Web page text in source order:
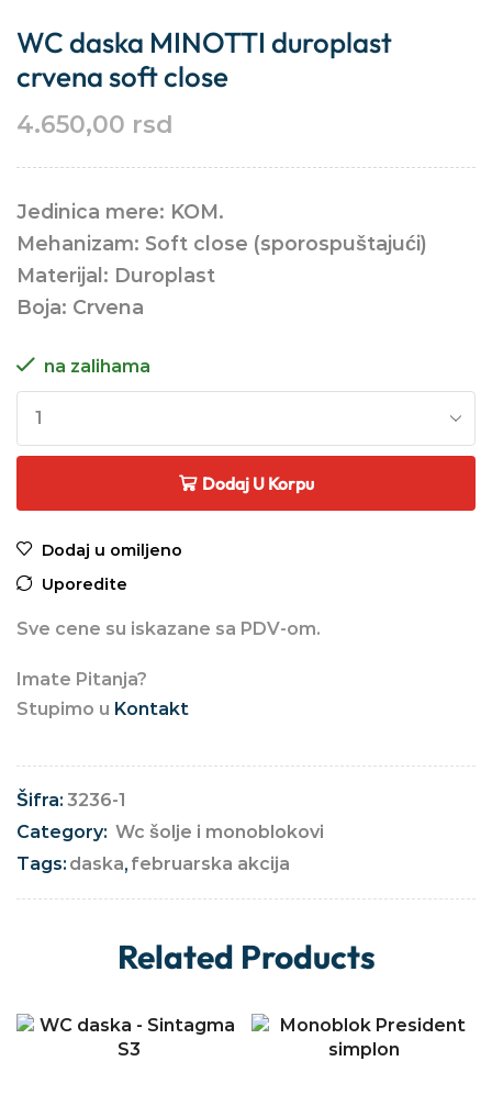
WC daska MINOTTI duroplast
crvena soft close
4.650,00 rsd
Jedinica mere: KOM.
Mehanizam: Soft close (sporospuštajući)
Materijal: Duroplast
Boja: Crvena
na zalihama
Dodaj U Korpu
Dodaj u omiljeno
Uporedite
Sve cene su iskazane sa PDV-om.
Imate Pitanja?
Stupimo u Kontakt
Šifra: 3236-1
Category: Wc šolje i monoblokovi
Tags: daska, februarska akcija
Related Products